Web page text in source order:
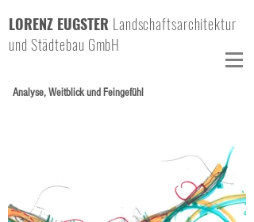
LORENZ EUGSTER Landschaftsarchitektur
und Städtebau GmbH
Analyse, Weitblick und Feingefühl